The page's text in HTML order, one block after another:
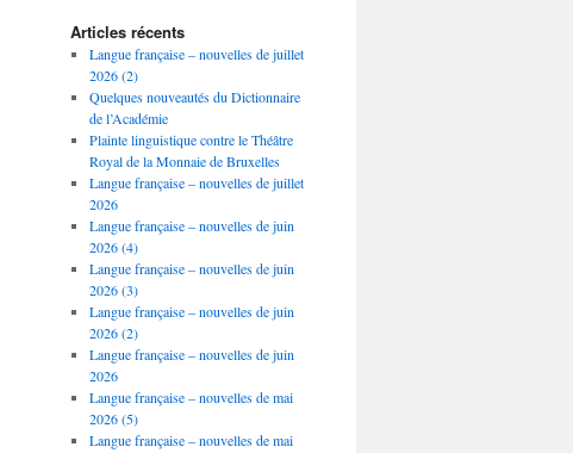
Articles récents
Langue française – nouvelles de juillet
2026 (2)
Quelques nouveautés du Dictionnaire
de l’Académie
Plainte linguistique contre le Théâtre
Royal de la Monnaie de Bruxelles
Langue française – nouvelles de juillet
2026
Langue française – nouvelles de juin
2026 (4)
Langue française – nouvelles de juin
2026 (3)
Langue française – nouvelles de juin
2026 (2)
Langue française – nouvelles de juin
2026
Langue française – nouvelles de mai
2026 (5)
Langue française – nouvelles de mai